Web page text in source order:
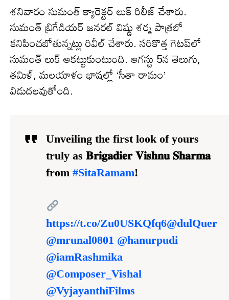
శనివారం సుమంత్ క్యారెక్టర్ లుక్ రిలీజ్ చేశారు.
సుమంత్ బ్రిగేడియర్ జనరల్ విష్ణు శర్మ పాత్రలో
కనిపించబోతున్నట్లు రివీల్ చేశారు. సరికొత్త గెటప్‌లో
సుమంత్ లుక్ ఆకట్టుకుంటుంది. ఆగస్టు 5న తెలుగు,
తమిళ్, మలయాళం భాషల్లో ‘సీతా రామం’
విడుదలవుతోంది.
Unveiling the first look of yours
truly as 𝐁𝐫𝐢𝐠𝐚𝐝𝐢𝐞𝐫 𝐕𝐢𝐬𝐡𝐧𝐮 𝐒𝐡𝐚𝐫𝐦𝐚
from #SitaRamam!
https://t.co/Zu0USKQfq6@dulQuer
@mrunal0801 @hanurpudi
@iamRashmika
@Composer_Vishal
@VyjayanthiFilms